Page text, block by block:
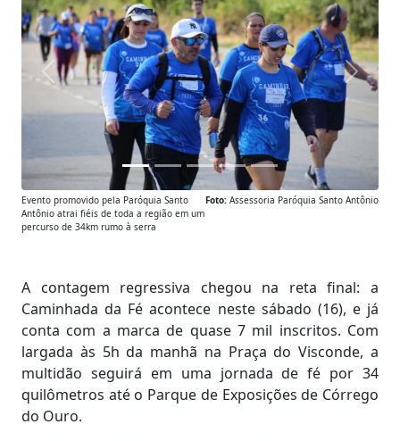
Anterior
Foto: Assessoria Paróquia Santo Antônio
Evento promovido pela Paróquia Santo
Antônio atrai fiéis de toda a região em um
percurso de 34km rumo à serra
A contagem regressiva chegou na reta final: a
Caminhada da Fé acontece neste sábado (16), e já
conta com a marca de quase 7 mil inscritos. Com
largada às 5h da manhã na Praça do Visconde, a
multidão seguirá em uma jornada de fé por 34
quilômetros até o Parque de Exposições de Córrego
do Ouro.